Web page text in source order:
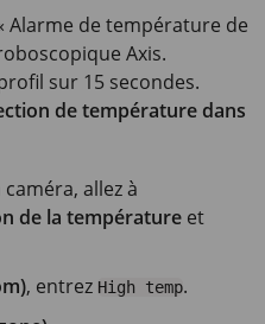
Alarme de température de
Axis.
sur 15 secondes.
de température dans
allez à
de la température et
, entrez High temp.